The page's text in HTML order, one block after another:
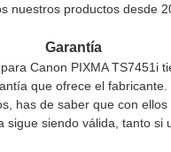
nuestros productos desde
Garantía
para Canon PIXMA TS7451i
que ofrece el fabricante.
has de saber que con
siendo válida, tanto si